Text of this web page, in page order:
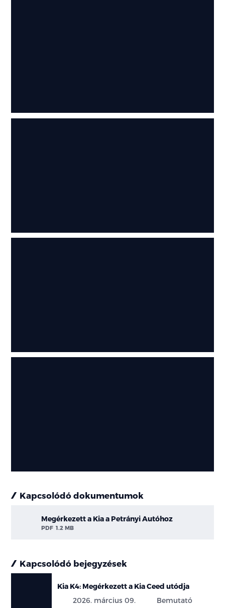
Kapcsolódó dokumentumok
Megérkezett a Kia a Petrányi Autóhoz
PDF 1.2 MB
Kapcsolódó bejegyzések
Kia K4: Megérkezett a Kia Ceed utódja
2026. március 09.
Bemutató